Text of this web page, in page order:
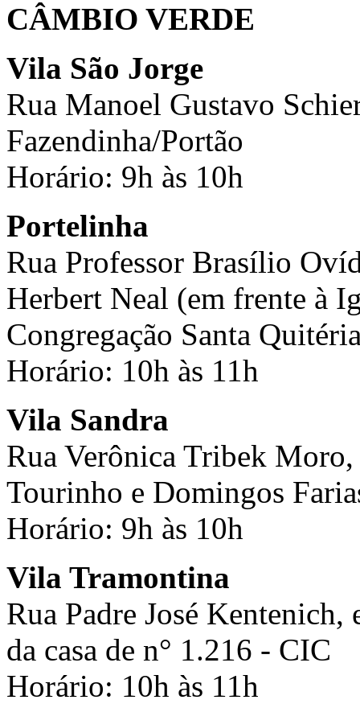
CÂMBIO VERDE
Vila São Jorge
Rua Manoel Gustavo
Fazendinha/Portão
Horário: 9h às 10h
Portelinha
Rua Professor Brasílio
Herbert Neal (em frente à
Congregação Santa
Horário: 10h às 11h
Vila Sandra
Rua Verônica Tribek
Tourinho e Domingos
Horário: 9h às 10h
Vila Tramontina
Rua Padre José
da casa de n° 1.216 - CIC
Horário: 10h às 11h